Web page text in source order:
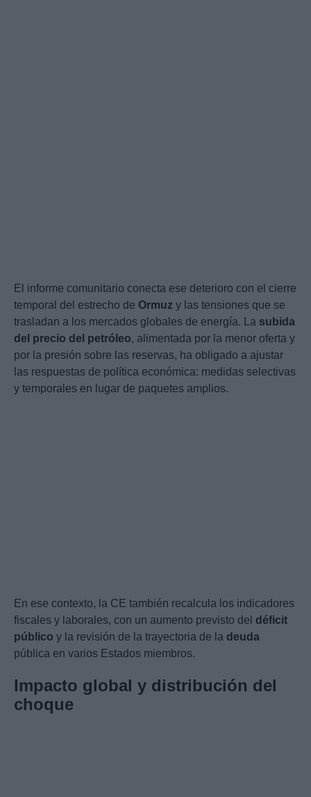
El informe comunitario conecta ese deterioro con el cierre
temporal del estrecho de Ormuz y las tensiones que se
trasladan a los mercados globales de energía. La subida
del precio del petróleo, alimentada por la menor oferta y
por la presión sobre las reservas, ha obligado a ajustar
las respuestas de política económica: medidas selectivas
y temporales en lugar de paquetes amplios.
En ese contexto, la CE también recalcula los indicadores
fiscales y laborales, con un aumento previsto del déficit
público y la revisión de la trayectoria de la deuda
pública en varios Estados miembros.
Impacto global y distribución del
choque